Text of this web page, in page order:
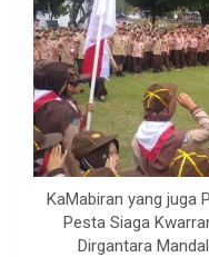
KaMabiran yang juga
Pesta Siaga
Dirgantara